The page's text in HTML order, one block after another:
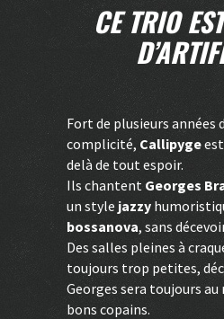
CE TRIO
Fort de plusieurs années
complicité, Callipyge
delà de tout espoir.
Ils chantent Georges
un style jazzy
bossanova, sans
Des salles pleines à
toujours trop petites,
Georges sera toujours au
bons copains.